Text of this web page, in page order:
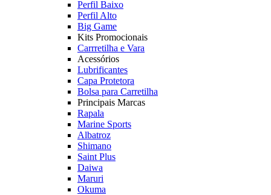
Perfil Baixo
Perfil Alto
Big Game
Kits Promocionais
Carrretilha e Vara
Acessórios
Lubrificantes
Capa Protetora
Bolsa para Carretilha
Principais Marcas
Rapala
Marine Sports
Albatroz
Shimano
Saint Plus
Daiwa
Maruri
Okuma